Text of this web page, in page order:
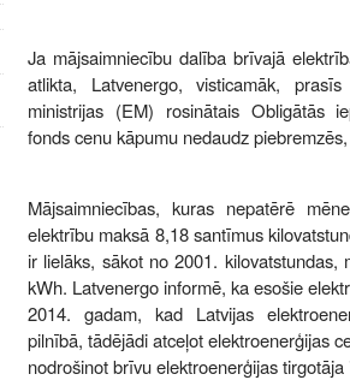
Ja mājsaimniecību dalība brīvajā
atlikta, Latvenergo, visticamāk,
ministrijas (EM) rosinātais Obligātās
fonds cenu kāpumu nedaudz
Mājsaimniecības, kuras nepatērē
elektrību maksā 8,18 santīmus
ir lielāks, sākot no 2001.
kWh. Latvenergo informē, ka esošie
2014. gadam, kad Latvijas
pilnībā, tādējādi atceļot elektroenerģijas
nodrošinot brīvu elektroenerģijas tirgotāja